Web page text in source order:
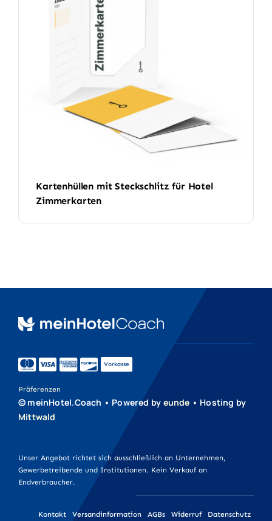
Kartenhüllen mit Steckschlitz für Hotel
Zimmerkarten
Vorkasse
Präferenzen
© meinHotel.Coach • Powered by eunde • Hosting by
Mittwald
Unser Angebot richtet sich ausschließlich an Unternehmen,
Gewerbetreibende und Institutionen. Kein Verkauf an
Endverbraucher.
Kontakt Versandinformation AGBs Widerruf Datenschutz
Werbetechnik